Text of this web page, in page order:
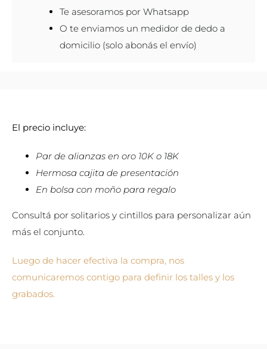
Te asesoramos por Whatsapp
O te enviamos un medidor de dedo a
domicilio (solo abonás el envío)
El precio incluye:
Par de alianzas en oro 10K o 18K
Hermosa cajita de presentación
En bolsa con moño para regalo
Consultá por solitarios y cintillos para personalizar aún
más el conjunto.
Luego de hacer efectiva la compra, nos
comunicaremos contigo para definir los talles y los
grabados.